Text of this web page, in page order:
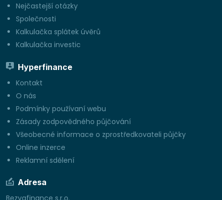
Nejčastejší otázky
Společnosti
Kalkulačka splátek úvěrů
Kalkulačka investic
Hyperfinance
Kontakt
O nás
Podmínky používaní webu
Zásady zodpovědného půjčování
Všeobecné informace o zprostředkovateli půjčky
Online inzerce
Reklamní sdělení
Adresa
Bezvafinance s.r.o.